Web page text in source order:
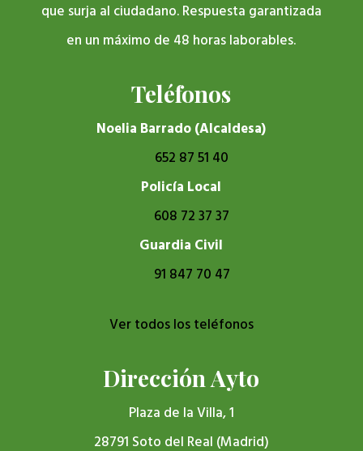
que surja al ciudadano. Respuesta garantizada
en un máximo de 48 horas laborables.
Teléfonos
Noelia Barrado (Alcaldesa)
652 87 51 40
Policía Local
608 72 37 37
Guardia Civil
91 847 70 47
Ver todos los teléfonos
Dirección Ayto
Plaza de la Villa, 1
28791 Soto del Real (Madrid)